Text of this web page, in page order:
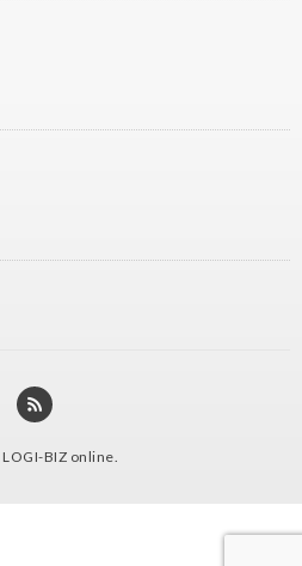
LOGI-BIZ online